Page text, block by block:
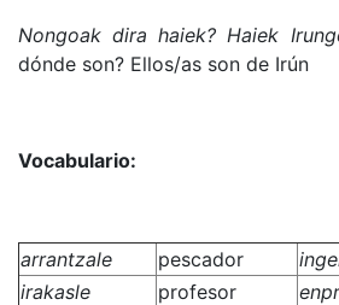
Nongoakdirahaiek? Haiek
dónde son? Ellos/as son de Irún
Vocabulario:
arrantzale pescador
irakasle
profesor